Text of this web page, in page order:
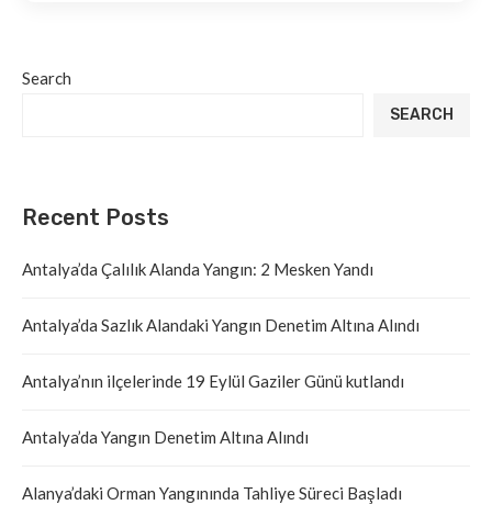
Search
SEARCH
Recent Posts
Antalya’da Çalılık Alanda Yangın: 2 Mesken Yandı
Antalya’da Sazlık Alandaki Yangın Denetim Altına Alındı
Antalya’nın ilçelerinde 19 Eylül Gaziler Günü kutlandı
Antalya’da Yangın Denetim Altına Alındı
Alanya’daki Orman Yangınında Tahliye Süreci Başladı